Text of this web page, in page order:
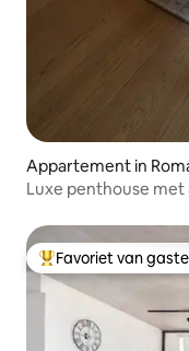
Appartement in
Luxe penthouse met
Topfavoriet van
Favoriet van